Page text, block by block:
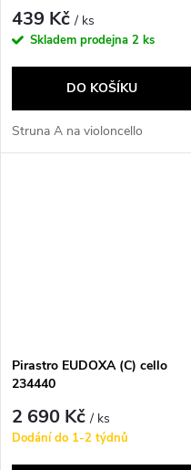
439 Kč/ ks
Skladem prodejna 2 ks
DO KOŠÍKU
Struna A na violoncello
Pirastro EUDOXA (C) cello
234440
2 690 Kč/ ks
Dodání do 1-2 týdnů